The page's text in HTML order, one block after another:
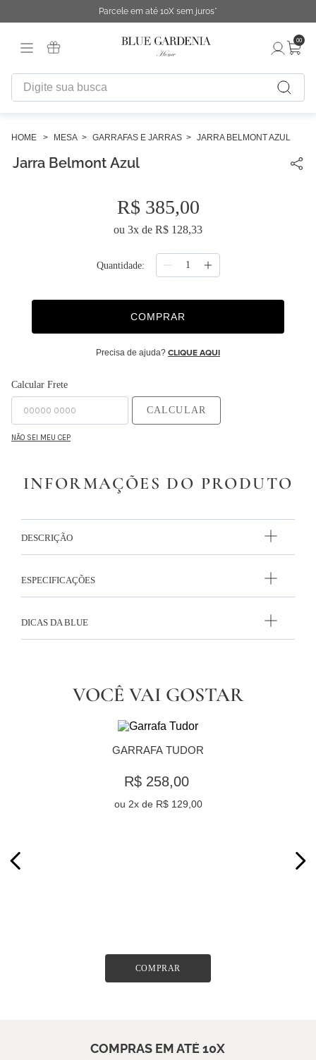
Parcele em até 10X sem juros*
00
Digite sua busca
MESA GARRAFAS E JARRAS JARRA BELMONT AZUL
Jarra Belmont Azul
R$ 385,00
ou 3x de R$ 128,33
Quantidade
COMPRAR
Precisa de ajuda? CLIQUE AQUI
Calcular Frete
CALCULAR
NÃO SEI MEU CEP
INFORMAÇÕES DO PRODUTO
DESCRIÇÃO
ESPECIFICAÇÕES
DICAS DA BLUE
VOCÊ VAI GOSTAR
GARRAFA TUDOR
R$ 258,00
ou 2x de R$ 129,00
COMPRAR
COMPRAS EM ATÉ 10X
1º
fronha
4º
capa duvet
5º
chinelo
necessaire
8º
cobertor
9º
edredon
10º monet